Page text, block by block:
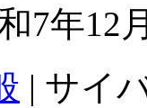
7年12
| サイ